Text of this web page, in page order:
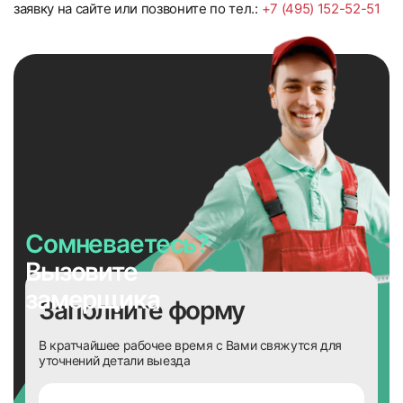
заявку на сайте или позвоните по тел.: +7 (495) 152-52-51
Сомневаетесь?
Вызовите
замерщика
Заполните форму
В кратчайшее рабочее время с Вами свяжутся для
уточнений детали выезда